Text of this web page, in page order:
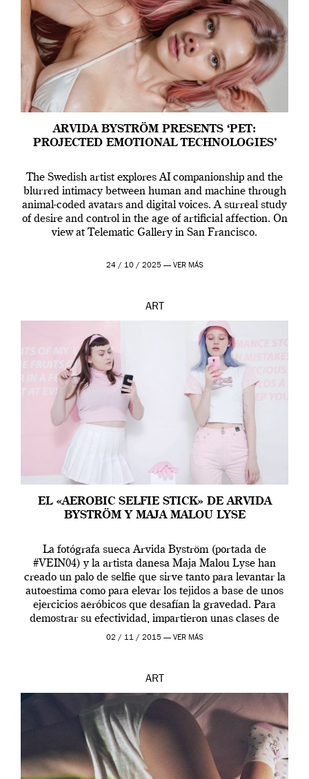
ARVIDA BYSTRÖM PRESENTS ‘PET:
PROJECTED EMOTIONAL TECHNOLOGIES’
The Swedish artist explores AI companionship and the
blurred intimacy between human and machine through
animal-coded avatars and digital voices. A surreal study
of desire and control in the age of artificial affection. On
view at Telematic Gallery in San Francisco.
24 / 10 / 2025 — VER MÁS
ART
EL «AEROBIC SELFIE STICK» DE ARVIDA
BYSTRÖM Y MAJA MALOU LYSE
La fotógrafa sueca Arvida Byström (portada de
#VEIN04) y la artista danesa Maja Malou Lyse han
creado un palo de selfie que sirve tanto para levantar la
autoestima como para elevar los tejidos a base de unos
ejercicios aeróbicos que desafían la gravedad. Para
demostrar su efectividad, impartieron unas clases de
prueba en el Tate […]
02 / 11 / 2015 — VER MÁS
ART